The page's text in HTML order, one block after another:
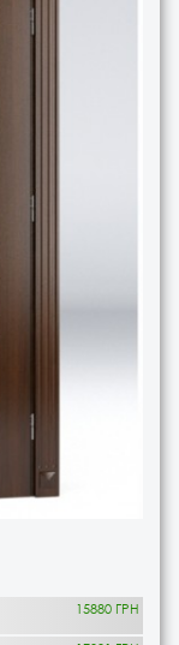
15880 ГРН